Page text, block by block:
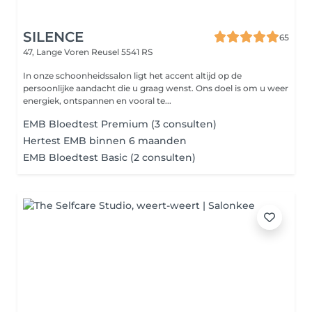
SILENCE
65
47, Lange Voren Reusel 5541 RS
In onze schoonheidssalon ligt het accent altijd op de
persoonlijke aandacht die u graag wenst. Ons doel is om u weer
energiek, ontspannen en vooral te...
EMB Bloedtest Premium (3 consulten)
Hertest EMB binnen 6 maanden
EMB Bloedtest Basic (2 consulten)